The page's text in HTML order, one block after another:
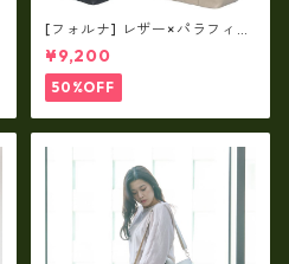
[フォルナ] レザー×パラフィン
筒型2way シュリンクレザー×
79Aパラフィン トートL fo-2
59632
¥9,200
50%OFF